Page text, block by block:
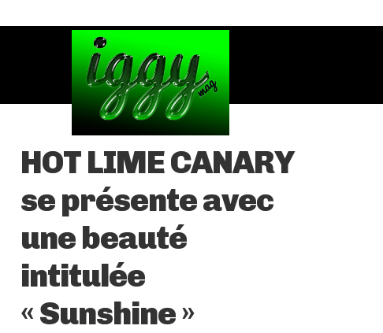
HOT LIME CANARY
se présente avec
une beauté
intitulée
« Sunshine »